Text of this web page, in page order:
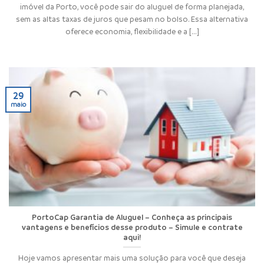
imóvel da Porto, você pode sair do aluguel de forma planejada,
sem as altas taxas de juros que pesam no bolso. Essa alternativa
oferece economia, flexibilidade e a [...]
PortoCap Garantia de Aluguel – Conheça as principais
vantagens e benefícios desse produto – Simule e contrate
aqui!
Hoje vamos apresentar mais uma solução para você que deseja
29
maio